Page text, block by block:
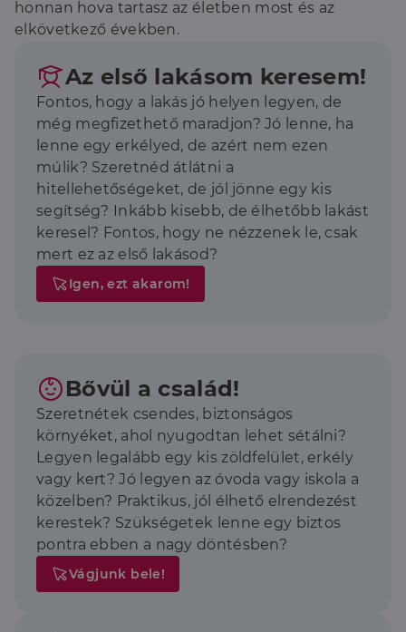
honnan hova tartasz az életben most és az
elkövetkező években.
Az első lakásom keresem!
Fontos, hogy a lakás jó helyen legyen, de
még megfizethető maradjon? Jó lenne, ha
lenne egy erkélyed, de azért nem ezen
múlik? Szeretnéd átlátni a
hitellehetőségeket, de jól jönne egy kis
segítség? Inkább kisebb, de élhetőbb lakást
keresel? Fontos, hogy ne nézzenek le, csak
mert ez az első lakásod?
Igen, ezt akarom!
Bővül a család!
Szeretnétek csendes, biztonságos
környéket, ahol nyugodtan lehet sétálni?
Legyen legalább egy kis zöldfelület, erkély
vagy kert? Jó legyen az óvoda vagy iskola a
közelben? Praktikus, jól élhető elrendezést
kerestek? Szükségetek lenne egy biztos
pontra ebben a nagy döntésben?
Vágjunk bele!